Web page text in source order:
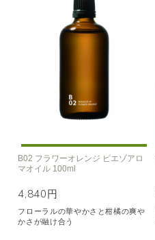
B02 フラワーオレンジ ピエゾアロ
マオイル 100ml
4,840円
フローラルの華やかさと柑橘の爽や
かさが融け合う